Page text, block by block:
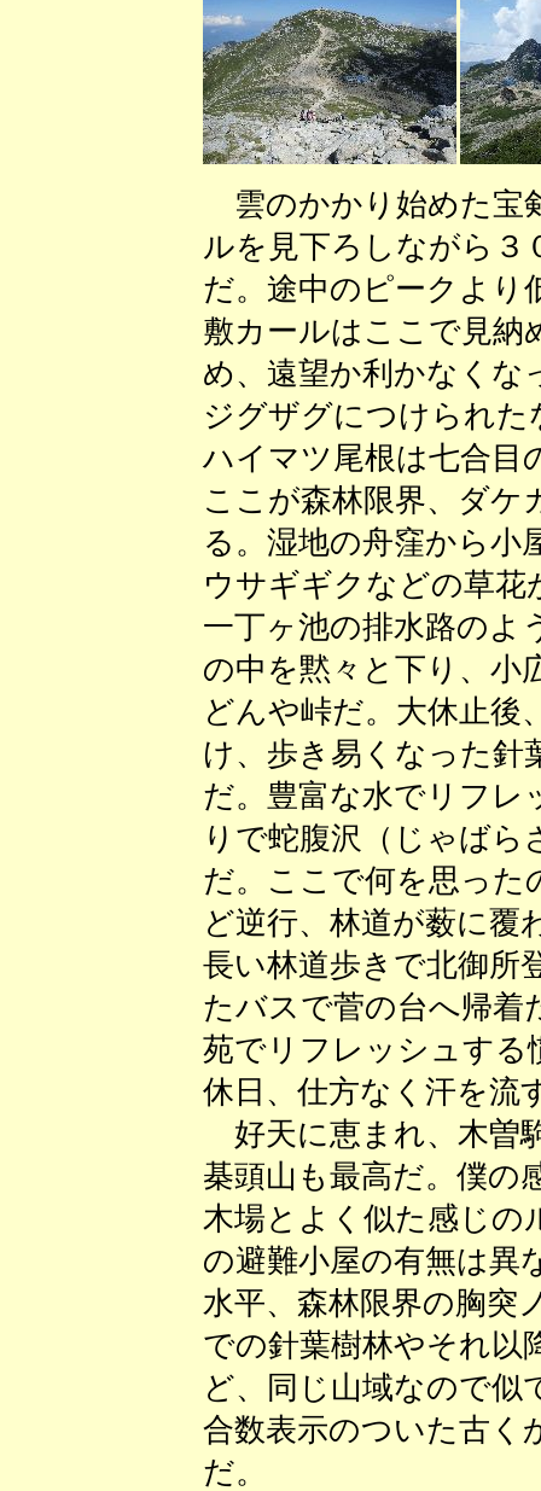
雲のかかり始めた宝
ルを見下ろしながら３
だ。途中のピークより
敷カールはここで見納
め、遠望か利かなくな
ジグザグにつけられ
ハイマツ尾根は七合目
ここが森林限界、ダケ
る。湿地の舟窪から小
ウサギギクなどの草花
一丁ヶ池の排水路のよ
の中を黙々と下り、小
どんや峠だ。大休止後
け、歩き易くなった針
だ。豊富な水でリフレ
りで蛇腹沢（じゃばら
だ。ここで何を思った
ど逆行、林道が薮に覆
長い林道歩きで北御所
たバスで菅の台へ帰着
苑でリフレッシュする
休日、仕方なく汗を流
好天に恵まれ、木曽
棊頭山も最高だ。僕の
木場とよく似た感じの
の避難小屋の有無は異
水平、森林限界の胸突
での針葉樹林やそれ以
ど、同じ山域なので
合数表示のついた古く
だ。